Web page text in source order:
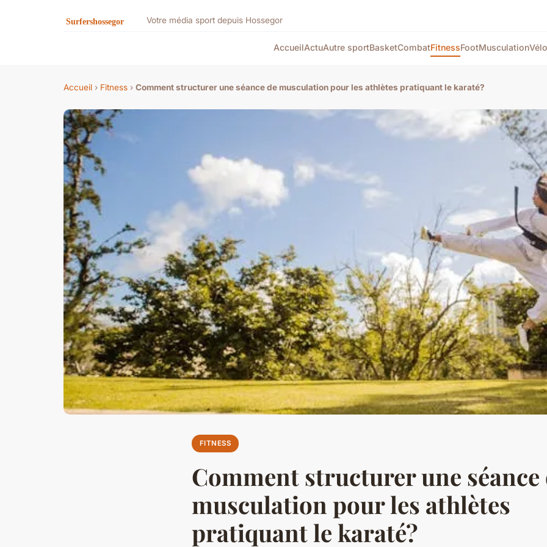
Votre média sport depuis Hossegor
AccueilActuAutre sportBasketCombatFitnessFootMusculationVélo
Accueil › Fitness › Comment structurer une séance de musculation pour les athlètes pratiquant le karaté?
FITNESS
Comment structurer une séance
musculation pour les athlètes
pratiquant le karaté?